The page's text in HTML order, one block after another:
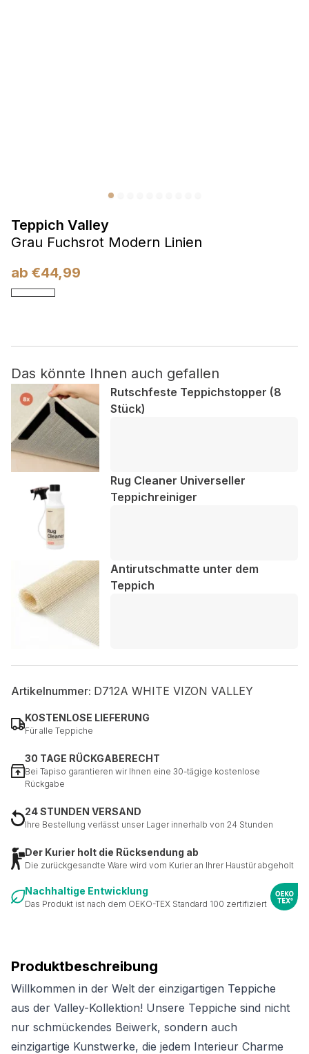
Teppich Valley
Grau Fuchsrot Modern Linien
ab €44,99
Produktbeschreibung
Willkommen in der Welt der einzigartigen Teppiche
aus der Valley-Kollektion! Unsere Teppiche sind nicht
nur schmückendes Beiwerk, sondern auch
einzigartige Kunstwerke, die jedem Interieur Charme
Das könnte Ihnen auch gefallen
Rutschfeste Teppichstopper (8
Stück)
Rug Cleaner Universeller
Teppichreiniger
Antirutschmatte unter dem
Teppich
Artikelnummer: D712A WHITE VIZON VALLEY
KOSTENLOSE LIEFERUNG
Für alle Teppiche
30 TAGE RÜCKGABERECHT
Bei Tapiso garantieren wir Ihnen eine 30-tägige kostenlose
Rückgabe
24 STUNDEN VERSAND
Ihre Bestellung verlässt unser Lager innerhalb von 24 Stunden
Der Kurier holt die Rücksendung ab
Die zurückgesandte Ware wird vom Kurier an Ihrer Haustür abgeholt
Nachhaltige Entwicklung
Das Produkt ist nach dem OEKO-TEX Standard 100 zertifiziert
Marketing
Websites hinweg zu verfolgen. Das Ziel ist es, Anzeigen
anzuzeigen, die für den einzelnen Benutzer relevant und
ansprechend sind und somit wertvoller für Herausgeber und
Nicht kategorisiert.
Andere nicht kategorisierte Cookies sind solche, die
analysiert werden und noch keiner Kategorie zugeordnet
wurden.
Meine Einstellungen speichern
Alle akzeptieren